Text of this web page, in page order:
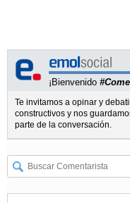
¡Bienvenido
Te invitamos a opinar y
constructivos y nos
parte de la conversación.